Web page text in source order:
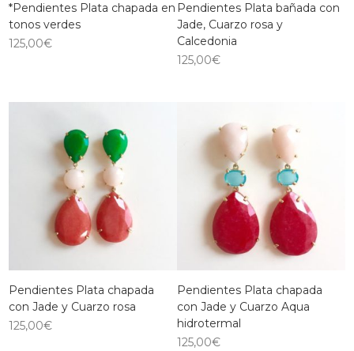
*Pendientes Plata chapada en
tonos verdes
125,00€
Pendientes Plata bañada con
Jade, Cuarzo rosa y
Calcedonia
125,00€
Pendientes Plata chapada
con Jade y Cuarzo rosa
125,00€
Pendientes Plata chapada
con Jade y Cuarzo Aqua
hidrotermal
125,00€